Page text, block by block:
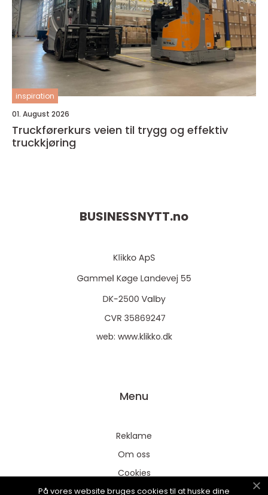
inspiration
01. August 2026
Truckførerkurs veien til trygg og effektiv
truckkjøring
BUSINESSNYTT.no
web: www.klikko.dk
Menu
Reklame
Om oss
Cookies
Kontakt Oss
På vores website bruges cookies til at huske dine